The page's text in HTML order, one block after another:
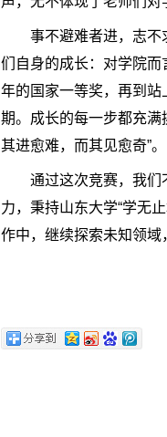
事不避难者进，志不
们自身的成长：对学院
年的国家一等奖，再到站
期。成长的每一步都充满
其进愈难，而其见愈奇”。
通过这次竞赛，我们
力，秉持山东大学“学无
作中，继续探索未知领域